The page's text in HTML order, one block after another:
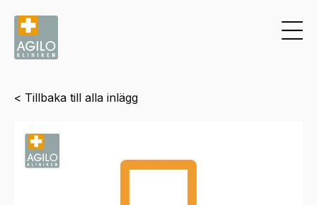
< Tillbaka till alla inlägg